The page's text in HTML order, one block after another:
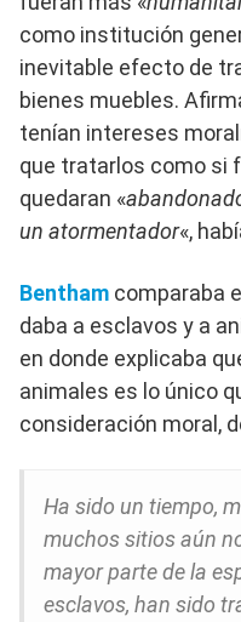
como institución
inevitable efecto de
bienes muebles.
tenían intereses
que tratarlos como si
quedaran «
un atormentador«,
Bentham comparaba
daba a esclavos y a
en donde explicaba
animales es lo único
consideración moral,
Ha sido un tiempo,
muchos sitios aún
mayor parte de la
esclavos, han sido